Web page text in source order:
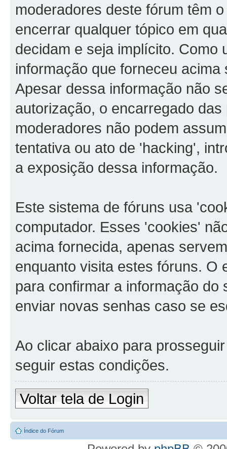
moderadores deste fórum têm
encerrar qualquer tópico em
decidam e seja implícito. Como
informação que forneceu
Apesar dessa informação não
autorização, o encarregado
moderadores não podem
tentativa ou ato de 'hacking',
a exposição dessa informação.
Este sistema de fóruns usa
computador. Esses 'cookies'
acima fornecida, apenas
enquanto visita estes fóruns. O
para confirmar a informação
enviar novas senhas caso se
Ao clicar abaixo para
seguir estas condições.
Voltar tela de Login
Índice do Fórum